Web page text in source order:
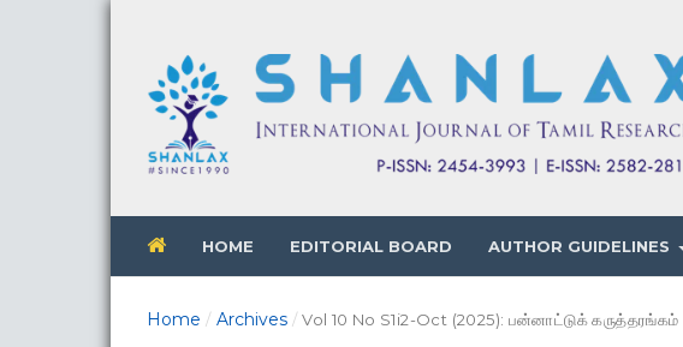
HOME EDITORIAL BOARD AUTHOR GUIDELINES
Home / Archives / Vol 10 No S1i2-Oct (2025): பன்னாட்டுக்